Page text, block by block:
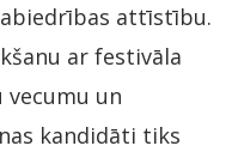
attīstību.
ar festivāla
vecumu un
kandidāti tiks